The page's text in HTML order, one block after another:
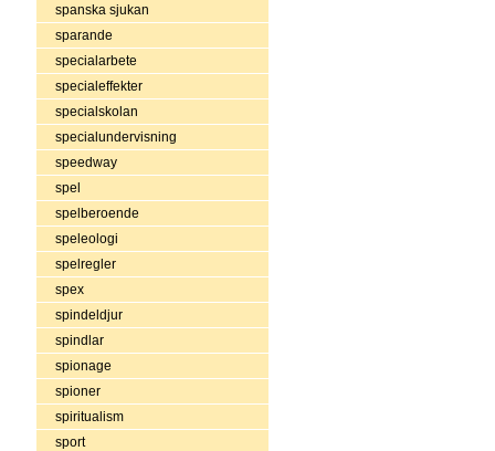
spanska sjukan
sparande
specialarbete
specialeffekter
specialskolan
specialundervisning
speedway
spel
spelberoende
speleologi
spelregler
spex
spindeldjur
spindlar
spionage
spioner
spiritualism
sport